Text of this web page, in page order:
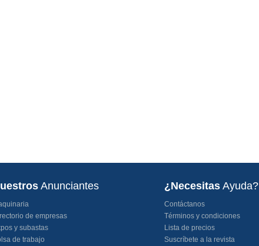
Anunciantes
de empresas
y subastas
de trabajo
¿Necesitas Ayuda?
Contáctanos
Términos y condiciones
Lista de precios
Suscríbete a la revista